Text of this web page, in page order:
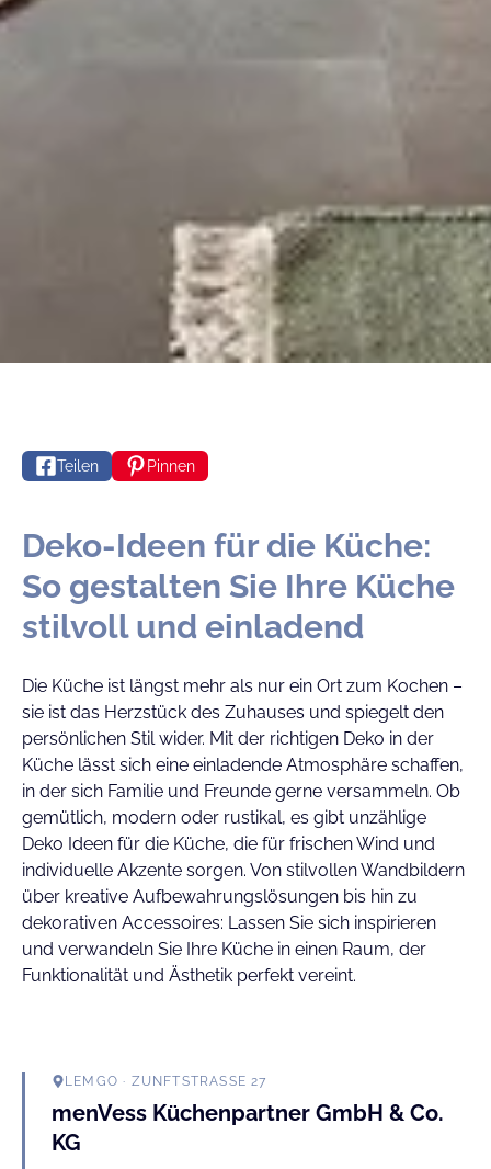
Teilen Pinnen
Deko-Ideen für die Küche:
So gestalten Sie Ihre Küche
stilvoll und einladend
Die Küche ist längst mehr als nur ein Ort zum Kochen –
sie ist das Herzstück des Zuhauses und spiegelt den
persönlichen Stil wider. Mit der richtigen Deko in der
Küche lässt sich eine einladende Atmosphäre schaffen,
in der sich Familie und Freunde gerne versammeln. Ob
gemütlich, modern oder rustikal, es gibt unzählige
Deko Ideen für die Küche, die für frischen Wind und
individuelle Akzente sorgen. Von stilvollen Wandbildern
über kreative Aufbewahrungslösungen bis hin zu
dekorativen Accessoires: Lassen Sie sich inspirieren
und verwandeln Sie Ihre Küche in einen Raum, der
Funktionalität und Ästhetik perfekt vereint.
LEMGO · ZUNFTSTRASSE 27
menVess Küchenpartner GmbH & Co.
KG